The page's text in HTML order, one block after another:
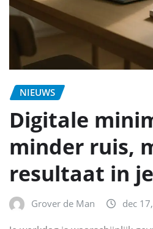
NIEUWS
Digitale
minder ruis,
resultaat in
Grover de Man dec